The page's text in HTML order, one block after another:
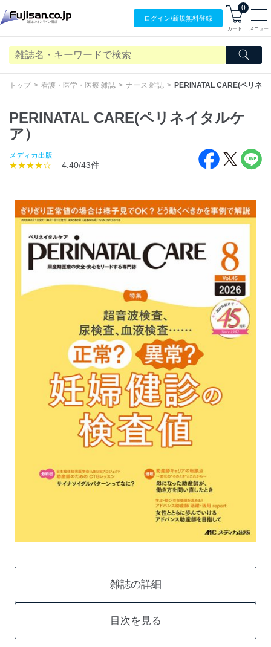
ログイン/新規無料登録
0
カート メニュー
トップ 看護・医学・医療 雑誌 ナース 雑誌 PERINATAL CARE(ペリネ
PERINATAL CARE(ペリネイタルケ
ア）
メディカ出版
★★★★☆ 4.40/43件
雑誌の詳細
目次を見る